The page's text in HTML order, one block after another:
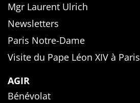
Mgr Laurent Ulrich
Newsletters
Paris Notre-Dame
Visite du Pape Léon XIV à Paris
AGIR
Bénévolat